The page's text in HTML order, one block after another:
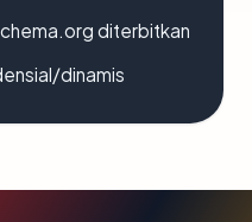
diterbitkan
dinamis